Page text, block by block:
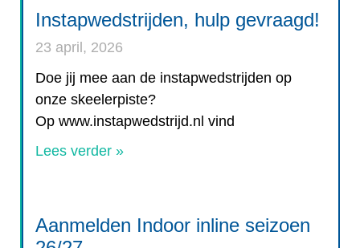
Instapwedstrijden, hulp gevraagd!
23 april, 2026
Doe jij mee aan de instapwedstrijden op
onze skeelerpiste?
Op www.instapwedstrijd.nl vind
Lees verder »
Aanmelden Indoor inline seizoen